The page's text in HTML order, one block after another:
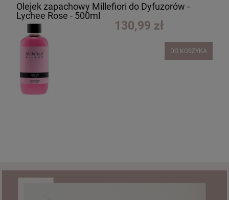
Olejek zapachowy Millefiori do Dyfuzorów -
Lychee Rose - 500ml
130,99 zł
DO KOSZYKA